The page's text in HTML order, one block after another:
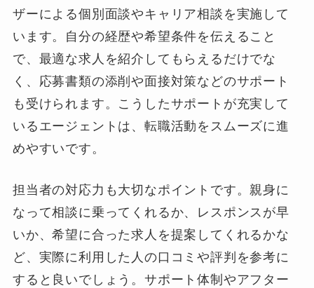
ザーによる個別面談やキャリア相談を実施して
います。自分の経歴や希望条件を伝えること
で、最適な求人を紹介してもらえるだけでな
く、応募書類の添削や面接対策などのサポート
も受けられます。こうしたサポートが充実して
いるエージェントは、転職活動をスムーズに進
めやすいです。
担当者の対応力も大切なポイントです。親身に
なって相談に乗ってくれるか、レスポンスが早
いか、希望に合った求人を提案してくれるかな
ど、実際に利用した人の口コミや評判を参考に
すると良いでしょう。サポート体制やアフター